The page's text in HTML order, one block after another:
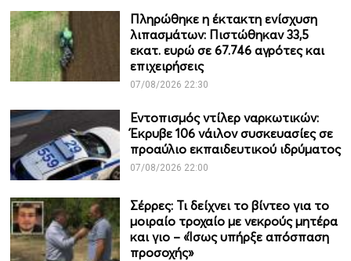
Πληρώθηκε η έκτακτη ενίσχυση
λιπασμάτων: Πιστώθηκαν 33,5
εκατ. ευρώ σε 67.746 αγρότες και
επιχειρήσεις
07/08/2026 22:30
Εντοπισμός ντίλερ ναρκωτικών:
Έκρυβε 106 νάιλον συσκευασίες σε
προαύλιο εκπαιδευτικού ιδρύματος
07/08/2026 22:00
Σέρρες: Τι δείχνει το βίντεο για το
μοιραίο τροχαίο με νεκρούς μητέρα
και γιο – «Ίσως υπήρξε απόσπαση
προσοχής»